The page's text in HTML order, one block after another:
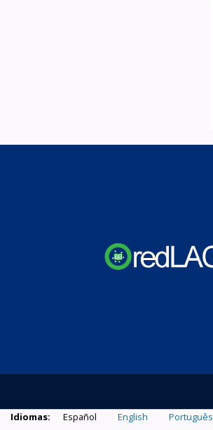
Idiomas: Español English Português